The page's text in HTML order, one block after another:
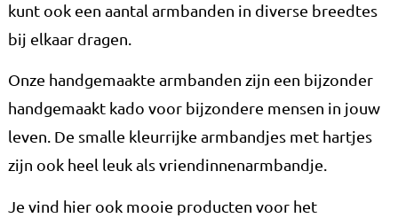
kunt ook een aantal armbanden in diverse breedtes
bij elkaar dragen.
Onze handgemaakte armbanden zijn een bijzonder
handgemaakt kado voor bijzondere mensen in jouw
leven. De smalle kleurrijke armbandjes met hartjes
zijn ook heel leuk als vriendinnenarmbandje.
Je vind hier ook mooie producten voor het